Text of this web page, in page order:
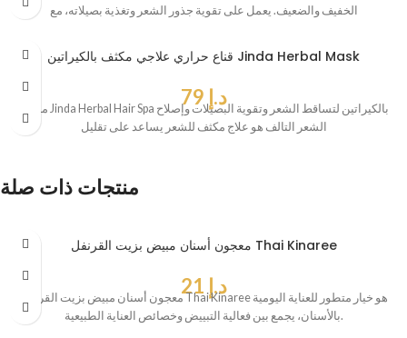
الخفيف والضعيف. يعمل على تقوية جذور الشعر وتغذية بصيلاته، مع
قناع حراري علاجي مكثف بالكيراتين Jinda Herbal Mask
د.إ
ماسك Jinda Herbal Hair Spa بالكيراتين لتساقط الشعر وتقوية البصيلات وإصلاح
الشعر التالف هو علاج مكثف للشعر يساعد على تقليل
منتجات ذات صلة
معجون أسنان مبيض بزيت القرنفل Thai Kinaree
د.إ
معجون أسنان مبيض بزيت القرنفل Thai Kinaree هو خيار متطور للعناية اليومية
بالأسنان، يجمع بين فعالية التبييض وخصائص العناية الطبيعية.